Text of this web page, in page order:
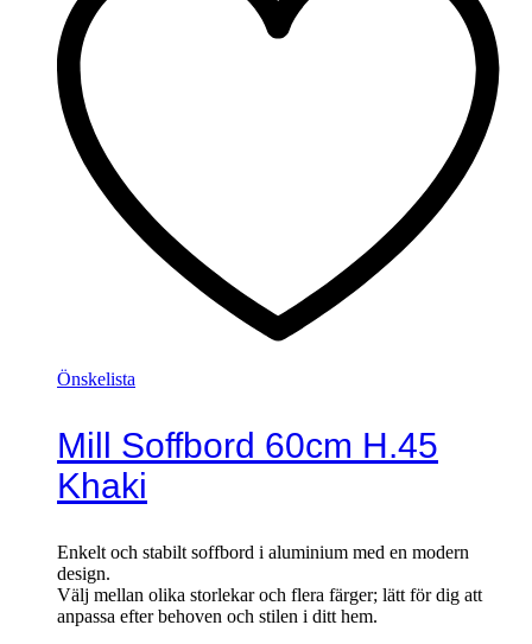
Önskelista
Mill Soffbord 60cm H.45
Khaki
Enkelt och stabilt soffbord i aluminium med en modern
design.
Välj mellan olika storlekar och flera färger; lätt för dig att
anpassa efter behoven och stilen i ditt hem.